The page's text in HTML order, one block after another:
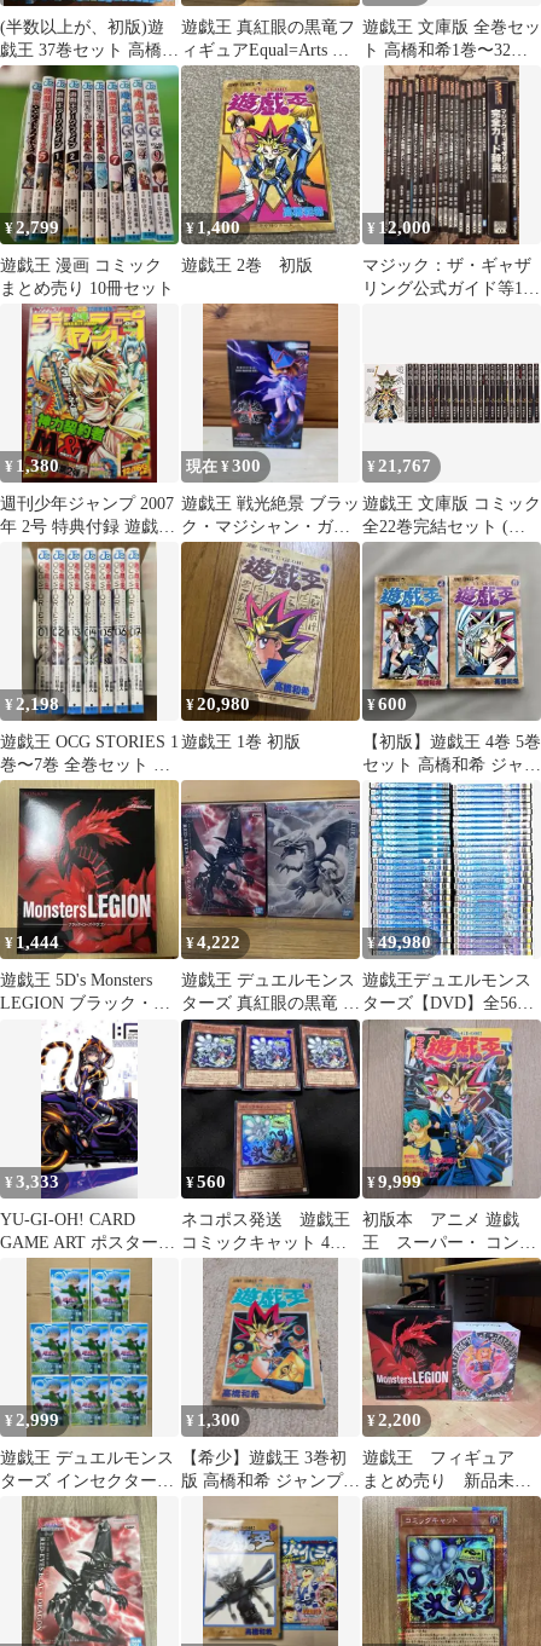
(半数以上が、初版)遊
戯王 37巻セット 高橋和
希 少年漫画
遊戯王 真紅眼の黒竜フ
ィギュアEqual=Arts レ
ッドアイズブラックド
ラゴン
遊戯王 文庫版 全巻セッ
ト 高橋和希1巻〜32巻
まで初版多数あり。
¥2,799
遊戯王 漫画 コミック
まとめ売り 10冊セット
¥1,400
遊戯王 2巻 初版
¥ 12,000
マジック：ザ・ギャザ
リング公式ガイド等18
¥ 1,380
週刊少年ジャンプ 2007
年 2号 特典付録 遊戯王
OCGカード付き
現在 ¥300
遊戯王 戦光絶景 ブラッ
ク・マジシャン・ガー
ル フィギュア 新品・未
開封
¥ 21,767
遊戯王 文庫版 コミック
全22巻完結セット (集
英社文庫―コミック版)
／高橋 和希
¥ 2,198
遊戯王 OCG STORIES 1
巻〜7巻 全巻セット 三
好直人
¥20,980
遊戯王 1巻 初版
¥600
【初版】遊戯王 4巻 5巻
セット 高橋和希 ジャン
プコミックス b2307
¥ 1,444
遊戯王 5D's Monsters
LEGION ブラック・ロ
ーズ・ドラゴン
¥4,222
遊戯王 デュエルモンス
ターズ 真紅眼の黒竜 青
眼の白龍 フィギュア 2
種セット
¥49,980
遊戯王デュエルモンス
ターズ【DVD】全56巻
セット
¥3,333
YU-GI-OH! CARD
GAME ART ポスター
I:P マスカレーナ
¥560
ネコポス発送 遊戯王
コミックキャット 4枚
セット スーパー
¥9,999
初版本 アニメ 遊戯
王 スーパー・ コンプ
リートブック
¥ 2,999
遊戯王 デュエルモンス
ターズ インセクター羽
蛾 フィギュア 8個セッ
¥ 1,300
【希少】遊戯王 3巻初
版 高橋和希 ジャンプコ
¥2,200
遊戯王 フィギュア
まとめ売り 新品未開
封